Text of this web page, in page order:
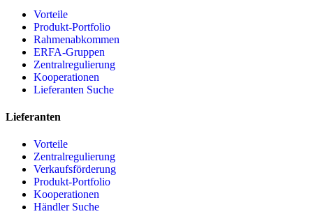
Vorteile
Produkt-Portfolio
Rahmenabkommen
ERFA-Gruppen
Zentralregulierung
Kooperationen
Lieferanten Suche
Lieferanten
Vorteile
Zentralregulierung
Verkaufsförderung
Produkt-Portfolio
Kooperationen
Händler Suche